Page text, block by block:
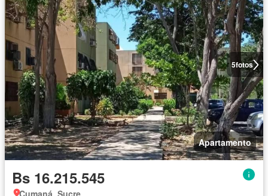
5fotos
Apartamento
Bs 16.215.545